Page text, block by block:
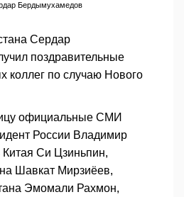
Бердымухамедов
Сердар
поздравительные
коллег по случаю Нового
официальные СМИ
России Владимир
Си Цзиньпин,
Шавкат Мирзиёев,
Эмомали Рахмон,